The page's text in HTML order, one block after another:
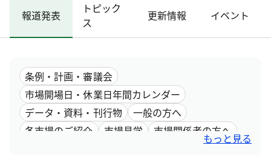
報道発表
トピック
ス
更新情報 イベント
条例・計画・審議会
市場開場日・休業日年間カレンダー
データ・資料・刊行物
一般の方へ
各市場のご紹介
市場見学
市場関係者の方へ
もっと見る